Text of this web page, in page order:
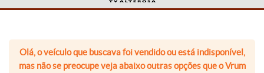
Olá, o veículo que buscava foi vendido ou está indisponível,
mas não se preocupe veja abaixo outras opções que o Vrum